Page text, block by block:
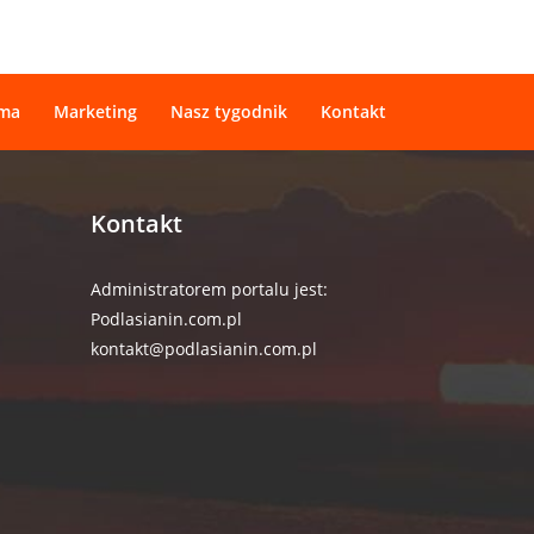
Marketing Nasz tygodnik Kontakt
Kontakt
Administratorem portalu jest:
Podlasianin.com.pl
kontakt@podlasianin.com.pl